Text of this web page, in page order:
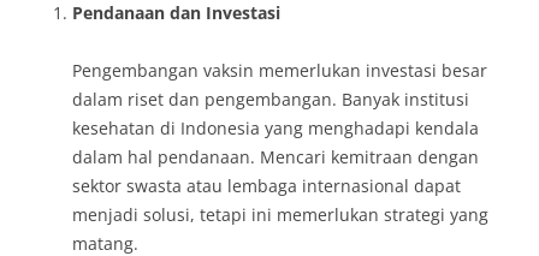
Pendanaan dan Investasi
Pengembangan vaksin memerlukan investasi besar
dalam riset dan pengembangan. Banyak institusi
kesehatan di Indonesia yang menghadapi kendala
dalam hal pendanaan. Mencari kemitraan dengan
sektor swasta atau lembaga internasional dapat
menjadi solusi, tetapi ini memerlukan strategi yang
matang.